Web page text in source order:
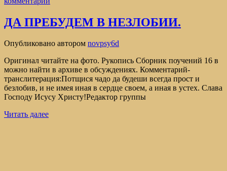
ДА ПРЕБУДЕМ В НЕЗЛОБИИ.
Опубликовано автором novpsy6d
Оригинал читайте на фото. Рукопись Сборник поучений 16 в
можно найти в архиве в обсуждениях. Комментарий-
транслитерация:Потщися чадо да будеши всегда прост и
безлобив, и не имея иная в сердце своем, а иная в устех. Слава
Господу Исусу Христу!Редактор группы
Читать далее